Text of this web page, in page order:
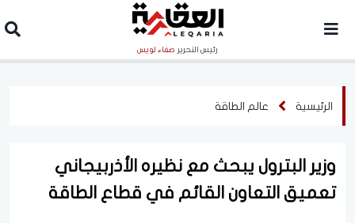
رئيس التحرير صفاء لويس
الرئيسية عالم الطاقة
وزير البترول يبحث مع نظيره الأذربيجاني
تعميق التعاون القائم في قطاع الطاقة